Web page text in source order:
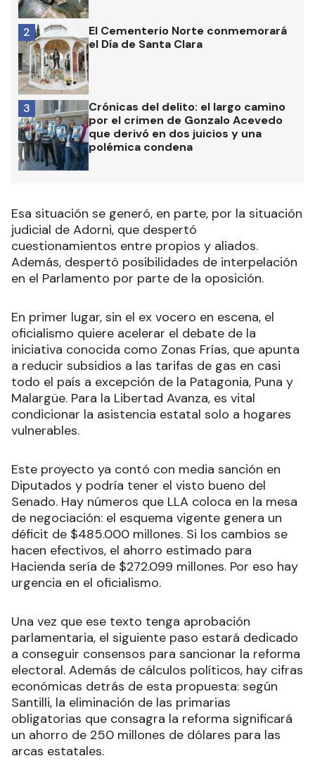
El Cementerio Norte conmemorará
el Día de Santa Clara
2
Crónicas del delito: el largo camino
por el crimen de Gonzalo Acevedo
que derivó en dos juicios y una
polémica condena
3
Esa situación se generó, en parte, por la situación
judicial de Adorni, que despertó
cuestionamientos entre propios y aliados.
Además, despertó posibilidades de interpelación
en el Parlamento por parte de la oposición.
En primer lugar, sin el ex vocero en escena, el
oficialismo quiere acelerar el debate de la
iniciativa conocida como Zonas Frías, que apunta
a reducir subsidios a las tarifas de gas en casi
todo el país a excepción de la Patagonia, Puna y
Malargüe. Para la Libertad Avanza, es vital
condicionar la asistencia estatal solo a hogares
vulnerables.
Este proyecto ya contó con media sanción en
Diputados y podría tener el visto bueno del
Senado. Hay números que LLA coloca en la mesa
de negociación: el esquema vigente genera un
déficit de $485.000 millones. Si los cambios se
hacen efectivos, el ahorro estimado para
Hacienda sería de $272.099 millones. Por eso hay
urgencia en el oficialismo.
Una vez que ese texto tenga aprobación
parlamentaria, el siguiente paso estará dedicado
a conseguir consensos para sancionar la reforma
electoral. Además de cálculos políticos, hay cifras
económicas detrás de esta propuesta: según
Santilli, la eliminación de las primarias
obligatorias que consagra la reforma significará
un ahorro de 250 millones de dólares para las
arcas estatales.